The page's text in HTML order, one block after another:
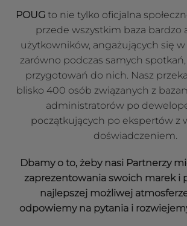
POUG to nie tylko oficjalna
przede wszystkim baza bardzo
użytkowników, angażujących się
zarówno podczas samych
przygotowań do nich. Nasz
blisko 400 osób związanych z
administratorów po
początkujących po ekspertów z
doświadczeniem.
Dbamy o to, żeby nasi Partnerzy
zaprezentowania swoich marek i
najlepszej możliwej
odpowiemy na pytania i